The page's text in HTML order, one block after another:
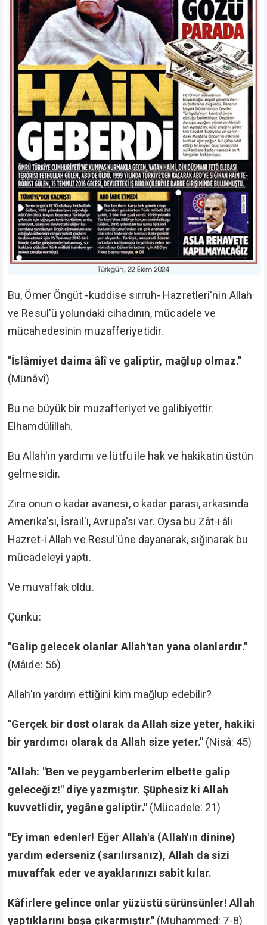
(Münâvî)
Bu ne büyük bir muzafferiyet ve galibiyettir.
Elhamdülillah.
Bu Allah'ın yardımı ve lütfu ile hak ve hakikatin üstün
gelmesidir.
Zira onun o kadar avanesi, o kadar parası, arkasında
Amerika'sı, İsrail'i, Avrupa'sı var. Oysa bu Zât-ı âli
Hazret-i Allah ve Resul'üne dayanarak, sığınarak bu
mücadeleyi yaptı.
Ve muvaffak oldu.
Çünkü:
(Mâide: 56)
Allah'ın yardım ettiğini kim mağlup edebilir?
"Gerçek bir dost olarak da Allah size yeter, hakiki
bir yardımcı olarak da Allah size yeter."
"Allah: "Ben ve peygamberlerim elbette galip
geleceğiz!" diye yazmıştır. Şüphesiz ki Allah
"Ey iman edenler! Eğer Allah'a (Allah'ın dinine)
muvaffak eder ve ayaklarınızı sabit kılar.
Kâfirlere gelince onlar yüzüstü sürünsünler! Allah
yaptıklarını boşa çıkarmıştır."
Bizim tek dayanağımız ise Hazret-i Allah ve Resul'ü.
daha büyük bir kuvvet mi var?
Onlar ise küfrün kucağında bulunmakla şeref aradılar,
Allah'ın dostluğunu bırakıp küfrün ve küfür ehlinin
dostu oldular.
"Ey inananlar! Yahudi ve hıristiyanları dost
edinmeyin. Onlar birbirlerinin dostudurlar. Sizden
(Mâide: 51)
Emr-i şerif'ini ayaklar altına aldılar. Onlardan oldular.
Fetullah Gülen Amerika'da yakın dostu bir papazın
başında bulunduğu, ismi dört incilden birinin adı olan
Luka Hastanesinde can verdi. Dünyada onlarla idi,
"Onlardan bir çoğunu, kâfirleri dost edindiklerini